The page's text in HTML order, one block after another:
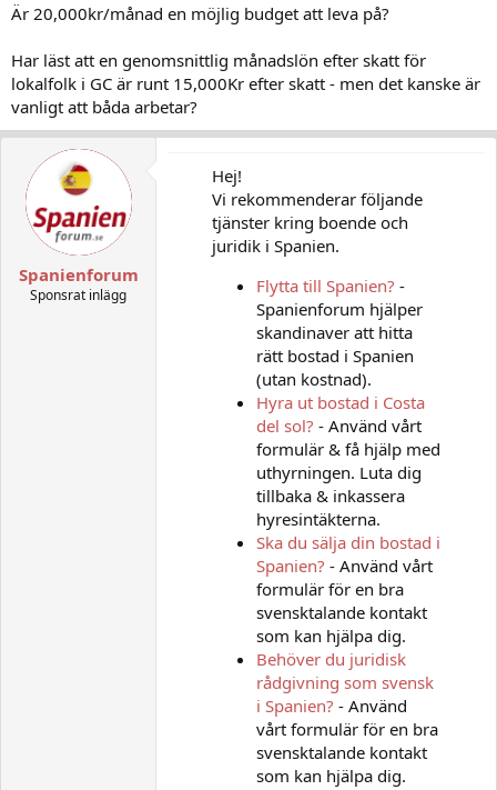
Är 20,000kr/månad en möjlig budget att leva på?
Har läst att en genomsnittlig månadslön efter skatt för
lokalfolk i GC är runt 15,000Kr efter skatt - men det kanske är
vanligt att båda arbetar?
Spanienforum
Sponsrat inlägg
Hej!
Vi rekommenderar följande
tjänster kring boende och
juridik i Spanien.
Flytta till Spanien? -
Spanienforum hjälper
skandinaver att hitta
rätt bostad i Spanien
(utan kostnad).
Hyra ut bostad i Costa
del sol? - Använd vårt
formulär & få hjälp med
uthyrningen. Luta dig
tillbaka & inkassera
hyresintäkterna.
Ska du sälja din bostad i
Spanien? - Använd vårt
formulär för en bra
svensktalande kontakt
som kan hjälpa dig.
Behöver du juridisk
rådgivning som svensk
i Spanien? - Använd
vårt formulär för en bra
svensktalande kontakt
som kan hjälpa dig.